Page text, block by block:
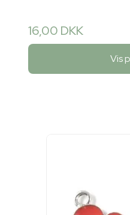
16,00 DKK
Vis